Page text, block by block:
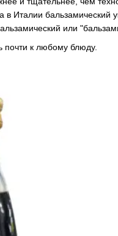
в Италии бальзамический
или
почти к любому блюду.